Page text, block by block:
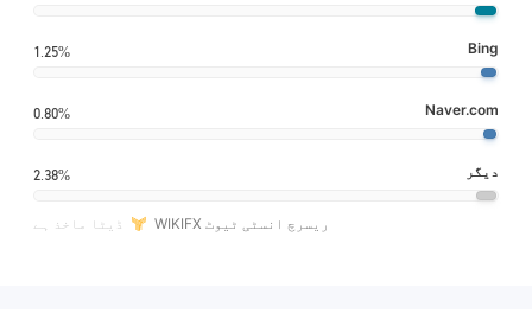
Bing
1.25%
Naver.com
0.80%
دیگر 2.38%
ڈیٹا ماخذ ہے WIKIFX ریسرچ انسٹی ٹیوٹ